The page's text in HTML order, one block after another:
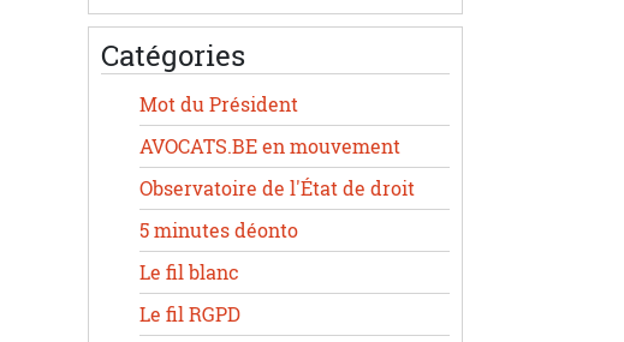
Catégories
Mot du Président
AVOCATS.BE en mouvement
Observatoire de l'État de droit
5 minutes déonto
Le fil blanc
Le fil RGPD